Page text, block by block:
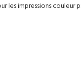
les impressions